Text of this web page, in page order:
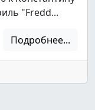
"Fredd...
Подробнее...